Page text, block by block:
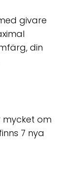
givare
din
mycket om
7 nya